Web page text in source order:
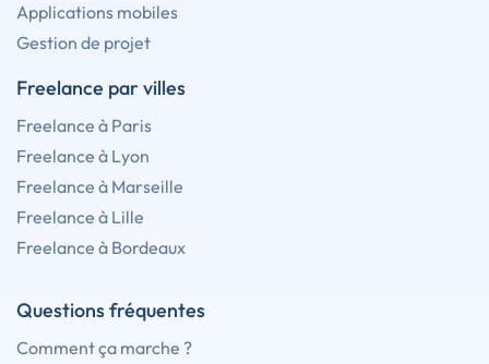
Applications mobiles
Gestion de projet
Freelance par villes
Freelance à Paris
Freelance à Lyon
Freelance à Marseille
Freelance à Lille
Freelance à Bordeaux
Questions fréquentes
Comment ça marche ?